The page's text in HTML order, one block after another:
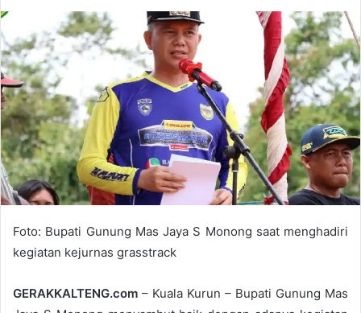
Foto: Bupati Gunung Mas Jaya S Monong saat menghadiri
kegiatan kejurnas grasstrack
GERAKKALTENG.com – Kuala Kurun – Bupati Gunung Mas